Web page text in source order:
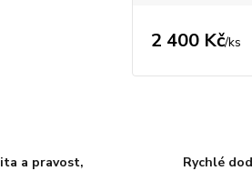
2 400 Kč/ks
a pravost,
Rychlé